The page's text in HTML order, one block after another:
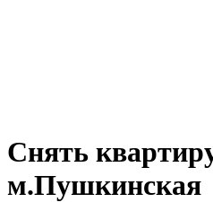
Снять
м.Пушкинская